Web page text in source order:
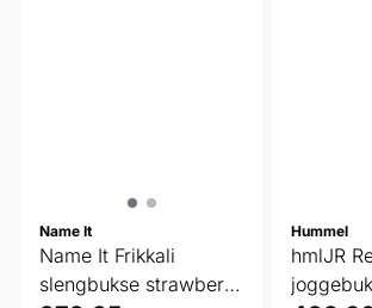
Name It
Name It Frikkali
slengbukse strawberry
Hummel
hmlJR